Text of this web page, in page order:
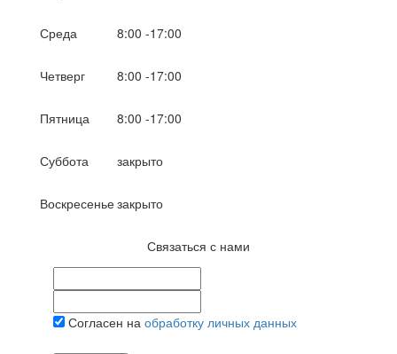
Среда 8:00 -17:00
Четверг 8:00 -17:00
Пятница 8:00 -17:00
Суббота закрыто
Воскресеньезакрыто
Связаться с нами
Согласен на обработку личных данных